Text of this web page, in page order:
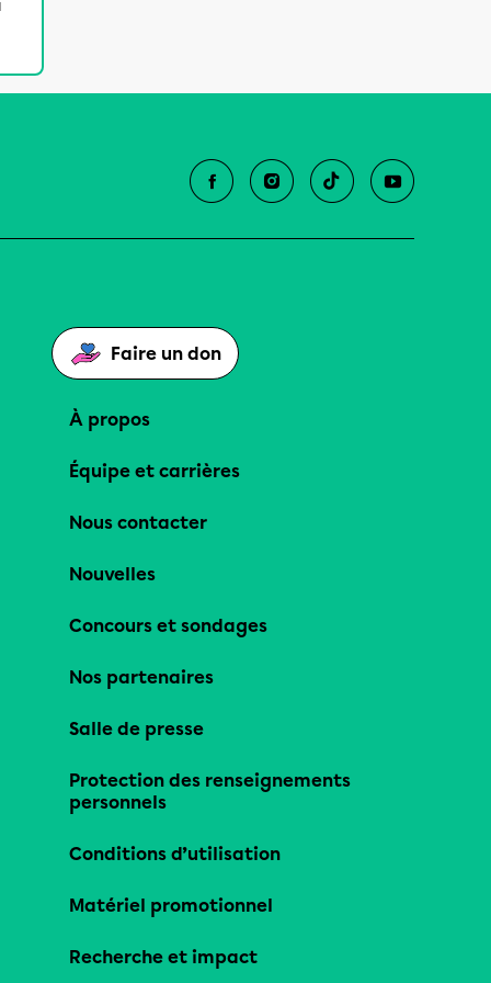
Faire un don
À propos
Équipe et carrières
Nous contacter
Nouvelles
Concours et sondages
Nos partenaires
Salle de presse
Protection des renseignements
personnels
Conditions d’utilisation
Matériel promotionnel
Recherche et impact